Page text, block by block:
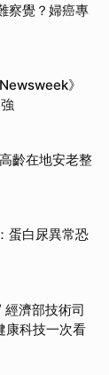
察覺？婦癌專
》
齡在地安老整
蛋白尿異常恐
濟部技術司
康科技一次看